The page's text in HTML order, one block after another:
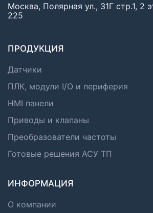
Москва, Полярная ул., 31Г стр.1, 2
225
ПРОДУКЦИЯ
Датчики
ПЛК, модули I/O и периферия
HMI панели
Приводы и клапаны
Преобразователи частоты
Готовые решения АСУ ТП
ИНФОРМАЦИЯ
О компании